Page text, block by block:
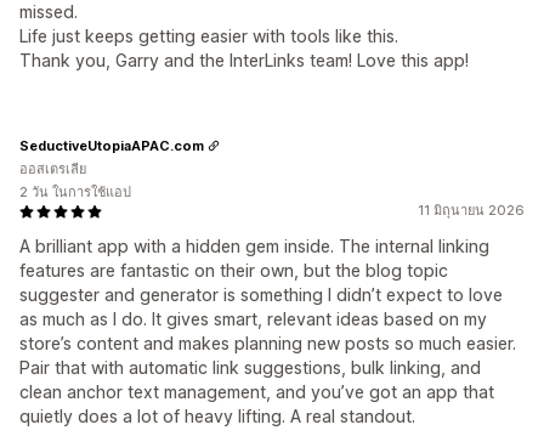
missed.
Life just keeps getting easier with tools like this.
Thank you, Garry and the InterLinks team! Love this app!
11 มิถุนายน 2026
A brilliant app with a hidden gem inside. The internal linking
features are fantastic on their own, but the blog topic
suggester and generator is something I didn’t expect to love
as much as I do. It gives smart, relevant ideas based on my
store’s content and makes planning new posts so much easier.
Pair that with automatic link suggestions, bulk linking, and
clean anchor text management, and you’ve got an app that
quietly does a lot of heavy lifting. A real standout.
SeductiveUtopiaAPAC.com
ออสเตรเลีย
2 วัน ในการใช้แอป